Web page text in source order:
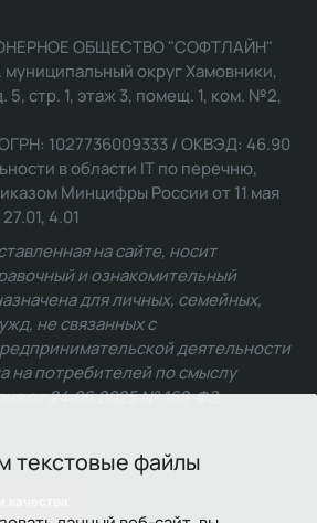
текстовые файлы
ОБЩЕСТВО "СОФТЛАЙН"
муниципальный округ Хамовники,
5, стр. 1, этаж 3, помещ. 1, ком. №2,
1027736009333 / ОКВЭД: 46.90
в области IT по перечню,
Минцифры России от 11 мая
4.01
на сайте, носит
и ознакомительный
для личных, семейных,
не связанных с
деятельности
на потребителей по смыслу
от 24.06.2025 № 168-ФЗ.